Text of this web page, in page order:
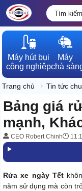
Máy hút bụi
công nghiệp
Máy
chà sàn
Trang chủ Tin tức
Bảng giá
mạnh,
CEO Robert Chinh
Rửa xe ngày Tết
năm sử dụng mà còn